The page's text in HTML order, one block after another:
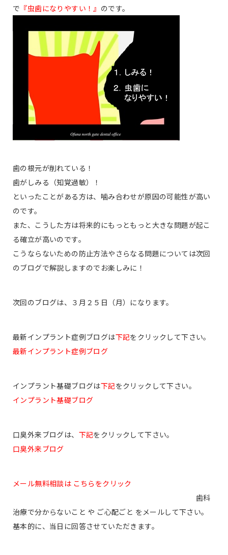
で 『虫歯になりやすい！』 のです。
歯の根元が削れている！
歯がしみる（知覚過敏）！
といったことがある方は、噛み合わせが原因の可能性が高い
のです。
また、こうした方は将来的にもっともっと大きな問題が起こ
る確立が高いのです。
こうならないための防止方法やさらなる問題については次回
のブログで解説しますのでお楽しみに！
次回のブログは、３月２５日（月）になります。
最新インプラント症例ブログは下記をクリックして下さい。
最新インプラント症例ブログ
インプラント基礎ブログは下記をクリックして下さい。
インプラント基礎ブログ
口臭外来ブログは、 下記をクリックして下さい。
口臭外来ブログ
メール無料相談は こちらをクリック
歯科
治療で分からないこと や ご心配ごと をメールして下さい。
基本的に、当日に回答させていただきます。